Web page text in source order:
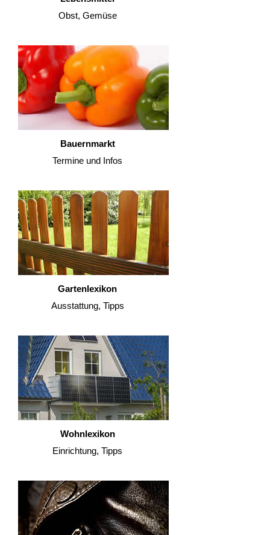
Obst, Gemüse
Bauernmarkt
Termine und Infos
Gartenlexikon
Ausstattung, Tipps
Wohnlexikon
Einrichtung, Tipps